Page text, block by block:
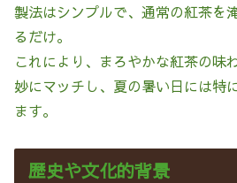
製法はシンプルで、通常の紅茶を
るだけ。
これにより、まろやかな紅茶の味
妙にマッチし、夏の暑い日には特
ます。
歴史や文化的背景